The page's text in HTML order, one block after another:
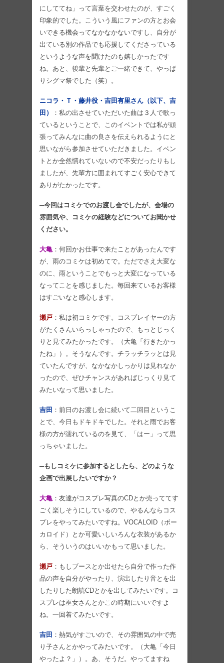
にしててね」って言葉を交わせたのが、すごく
印象的でした。こういう風にファンの方とお会
いできる機会ってなかなかないですし、自分が
出ている別の作品でも応援してくださっている
というような声を聞けたのも嬉しかったです
ね。あと、後輩と先輩とご一緒できて、やっぱ
りシグマ祭でした（笑）。
ニコラ・Ｔ・藤井役・吉田有里さん（以下、吉
田）
：私の出させていただいた曲は３人で歌っ
ているということで、このイベントでは私が頑
張ってみんなに曲の良さを伝えられるようにと
思いながら参加させていただきました。イベン
トとか全然慣れていないので不安だったりもし
ましたが、先輩方に囲まれてすごく安心できて
ありがたかったです。
─今回はコミケでのお渡し会でしたが、会場の
雰囲気や、コミケの経験などについてお聞かせ
ください。
大亀 ：何回かお仕事で来たことがあったんです
が、雨のコミケは初めてで。ただでさえ大変な
のに、雨ということでもっと大変になっている
なってことを感じました。毎回来ているお客様
はすごいなと感心します。
瀬戸 ：私は初コミケです。コスプレイヤーの方
がたくさんいらっしゃったので、もっとじっく
りと見てみたかったです。（大亀「行きたかっ
たね」）。そうなんです。チラッチラッとは見
ていたんですが、なかなかしっかりは見れなか
ったので、ぜひチャンスがあればじっくり見て
みたいなって思いました。
吉田 ：前日のお渡し会に続いて二回目というこ
とで、今日もドキドキでした。それと雨でお客
様の方が濡れているのを見て、「はー」って思
っちゃいました。
─もしコミケに参加するとしたら、どのような
企画で出展したいですか？
大亀 ：友達がコスプレ写真のCDとか売っててす
ごく楽しそうにしているので、やるんならコス
プレをやってみたいですね。VOCALOID（ボー
カロイド）とか可愛いしいろんな衣装があるか
ら、そういうのはいいかもって思いました。
瀬戸 ：もしブースとか出せたら自分で作った作
品の声を自分がやったり、演出したり音とを出
したりした朗読CDとかを出してみたいです。コ
スプレは巫女さんとかこの時期にいいですよ
ね。一回着てみたいです。
吉田 ：熱気がすごいので、その雰囲気の中で売
り子さんとかやってみたいです。（大亀「今日
やったよ？」）。あ、そうだ。やってますね